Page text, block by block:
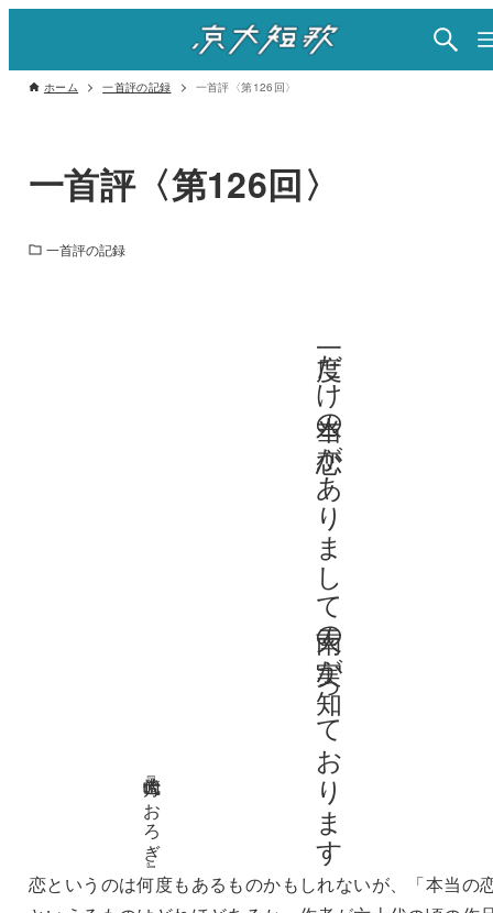
ホーム 一首評の記録 一首評〈第126回〉
一首評〈第126回〉
一首評の記録
山崎方代 『こおろぎ』 一度だけ本当の恋がありまして南天の実が知っております
恋というのは何度もあるものかもしれないが、「本当の